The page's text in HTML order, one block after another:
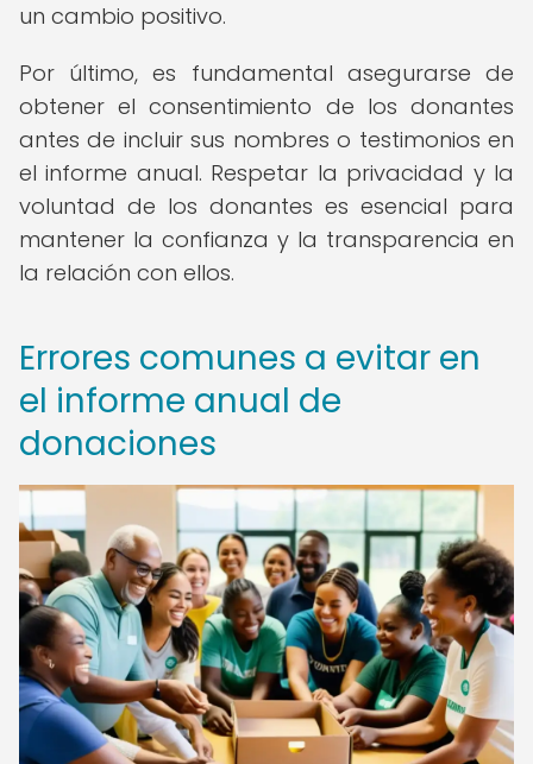
un cambio positivo.
Por último, es fundamental asegurarse de
obtener el consentimiento de los donantes
antes de incluir sus nombres o testimonios en
el informe anual. Respetar la privacidad y la
voluntad de los donantes es esencial para
mantener la confianza y la transparencia en
la relación con ellos.
Errores comunes a evitar en
el informe anual de
donaciones